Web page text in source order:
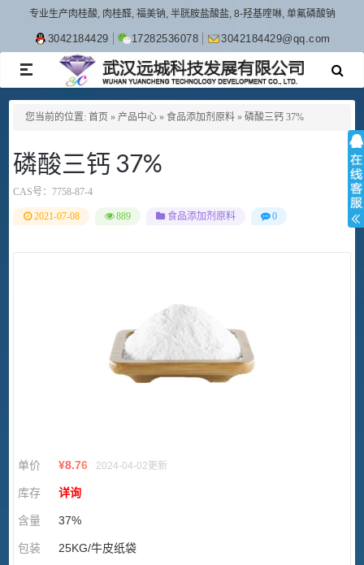
专业生产肉桂酸, 肉桂醛, 福美钠, 半胱胺盐酸盐, 8-羟基喹啉, 单氟磷酸钠
3042184429 17282536078 3042184429@qq.com
TOGGLE
NAVIGATION
您当前的位置: 首页 » 产品中心 » 食品添加剂原料 » 磷酸三钙 37%
磷酸三钙 37%
CAS号： 7758-87-4
2021-07-08 889 食品添加剂原料 0
单价 ¥8.76 2024-04-02更新
库存 详询
含量 37%
包装 25KG/牛皮纸袋